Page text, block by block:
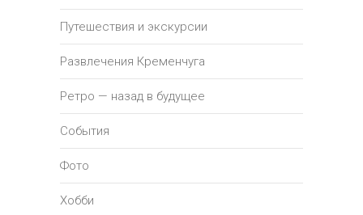
Путешествия и экскурсии
Развлечения Кременчуга
Ретро — назад в будущее
События
Фото
Хобби